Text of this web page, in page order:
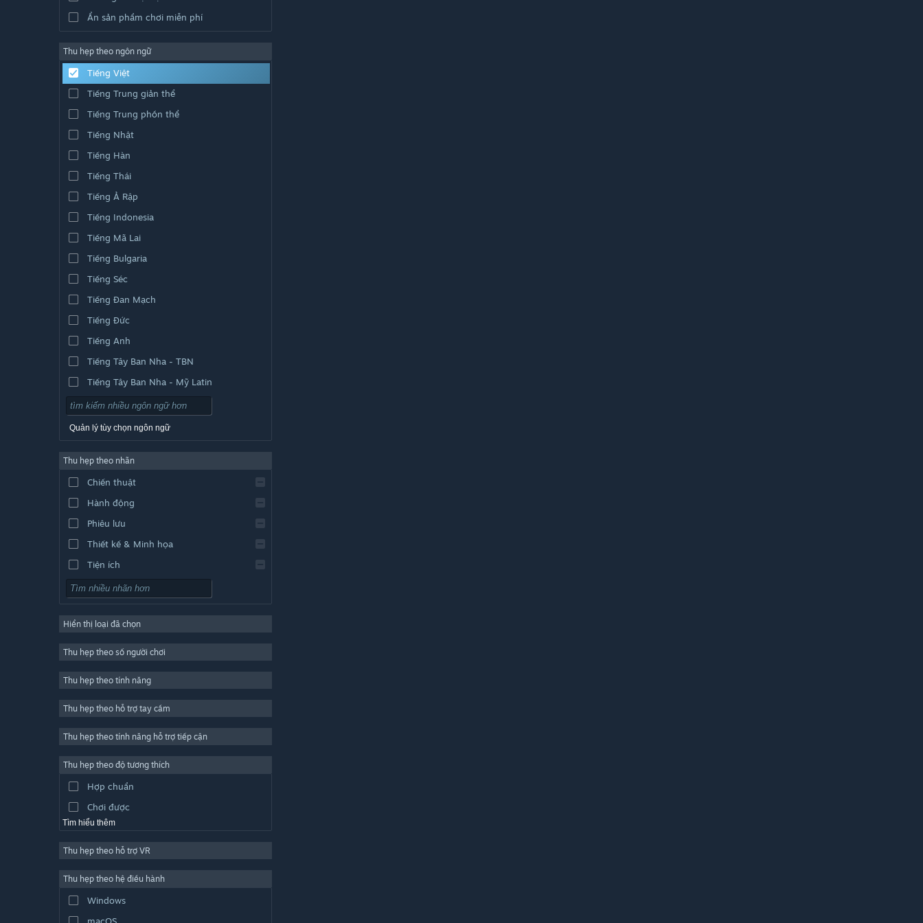
Ẩn sản phẩm chơi miễn phí
Thu hẹp theo ngôn ngữ
Tiếng Việt
Tiếng Trung giản thể
Tiếng Trung phồn thể
Tiếng Nhật
Tiếng Hàn
Tiếng Thái
Tiếng Ả Rập
Tiếng Indonesia
Tiếng Mã Lai
Tiếng Bulgaria
Tiếng Séc
Tiếng Đan Mạch
Tiếng Đức
Tiếng Anh
Tiếng Tây Ban Nha - TBN
Tiếng Tây Ban Nha - Mỹ Latin
Quản lý tùy chọn ngôn ngữ
Thu hẹp theo nhãn
Chiến thuật
Hành động
Phiêu lưu
Thiết kế & Minh họa
Tiện ích
Chơi miễn phí
Trực tuyến nhiều người chơi
Indie
Đơn giản
Mô phỏng
Sản xuất video
Chỉnh sửa ảnh
Hiển thị loại đã chọn
Thu hẹp theo số người chơi
Thu hẹp theo tính năng
Thu hẹp theo hỗ trợ tay cầm
Thu hẹp theo tính năng hỗ trợ tiếp cận
Thu hẹp theo độ tương thích
Hợp chuẩn
Chơi được
Tìm hiểu thêm
Thu hẹp theo hỗ trợ VR
Thu hẹp theo hệ điều hành
Windows